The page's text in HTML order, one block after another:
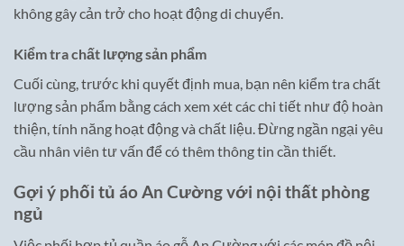
không gây cản trở cho hoạt động di chuyển.
Kiểm tra chất lượng sản phẩm
Cuối cùng, trước khi quyết định mua, bạn nên kiểm tra chất
lượng sản phẩm bằng cách xem xét các chi tiết như độ hoàn
thiện, tính năng hoạt động và chất liệu. Đừng ngần ngại yêu
cầu nhân viên tư vấn để có thêm thông tin cần thiết.
Gợi ý phối tủ áo An Cường với nội thất phòng
ngủ